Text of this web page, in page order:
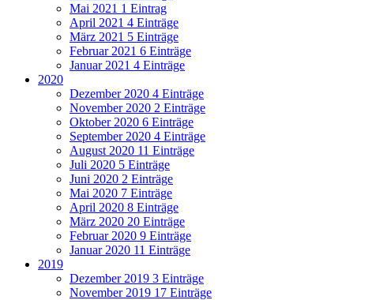
Mai 2021 1 Eintrag
April 2021 4 Einträge
März 2021 5 Einträge
Februar 2021 6 Einträge
Januar 2021 4 Einträge
2020
Dezember 2020 4 Einträge
November 2020 2 Einträge
Oktober 2020 6 Einträge
September 2020 4 Einträge
August 2020 11 Einträge
Juli 2020 5 Einträge
Juni 2020 2 Einträge
Mai 2020 7 Einträge
April 2020 8 Einträge
März 2020 20 Einträge
Februar 2020 9 Einträge
Januar 2020 11 Einträge
2019
Dezember 2019 3 Einträge
November 2019 17 Einträge